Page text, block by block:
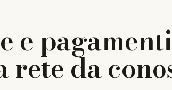
e pagamenti
rete da